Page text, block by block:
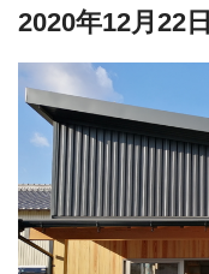
2020年12月22